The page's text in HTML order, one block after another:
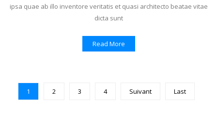
ipsa quae ab illo inventore veritatis et quasi architecto beatae vitae
dicta sunt
Read More
1 2 3 4 Suivant Last